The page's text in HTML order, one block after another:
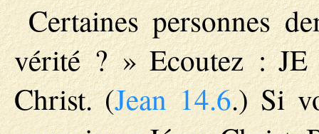
Certaines personnes
vérité ? » Ecoutez :
Christ. (Jean 14.6.) Si